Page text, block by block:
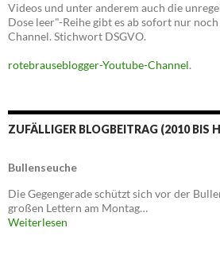
Videos und unter anderem auch die
Dose leer"-Reihe gibt es ab sofort nur
Channel. Stichwort DSGVO.
rotebrauseblogger-Youtube-Channel.
ZUFÄLLIGER BLOGBEITRAG (2010 BIS
Bullenseuche
Die Gegengerade schützt sich vor der
großen Lettern am Montag…
Weiterlesen